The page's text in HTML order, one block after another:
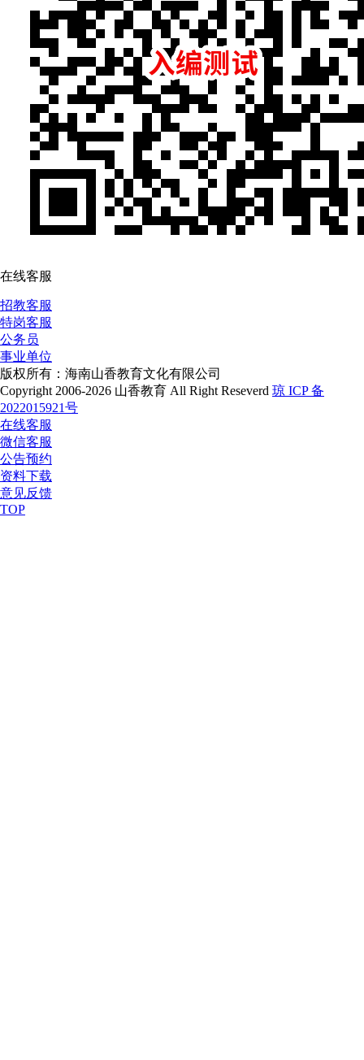
在线客服
招教客服
特岗客服
公务员
事业单位
版权所有：海南山香教育文化有限公司
Copyright 2006-2026 山香教育 All Right Reseverd 琼 ICP 备
2022015921号
在线客服
微信客服
公告预约
资料下载
意见反馈
TOP